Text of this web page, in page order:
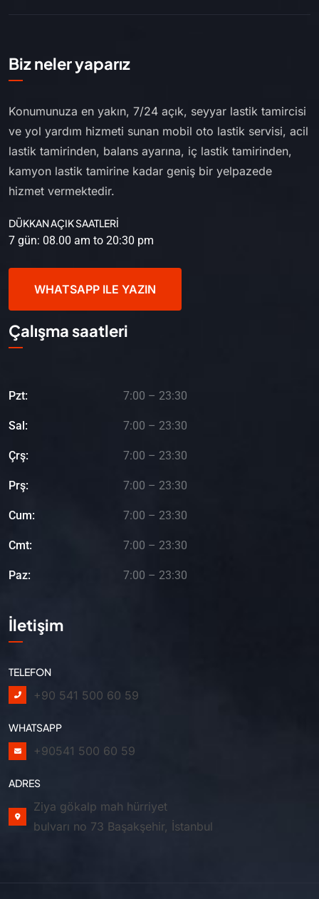
Biz neler yaparız
Konumunuza en yakın, 7/24 açık, seyyar lastik tamircisi
ve yol yardım hizmeti sunan mobil oto lastik servisi, acil
lastik tamirinden, balans ayarına, iç lastik tamirinden,
kamyon lastik tamirine kadar geniş bir yelpazede
hizmet vermektedir.
DÜKKAN AÇIK SAATLERİ
7 gün: 08.00 am to 20:30 pm
WHATSAPP ILE YAZIN
Çalışma saatleri
Pzt: 7:00 – 23:30
Sal: 7:00 – 23:30
Çrş: 7:00 – 23:30
Prş: 7:00 – 23:30
Cum: 7:00 – 23:30
Cmt: 7:00 – 23:30
Paz: 7:00 – 23:30
İletişim
TELEFON
+90 541 500 60 59
WHATSAPP
+90541 500 60 59
ADRES
Ziya gökalp mah hürriyet
bulvarı no 73 Başakşehir, İstanbul